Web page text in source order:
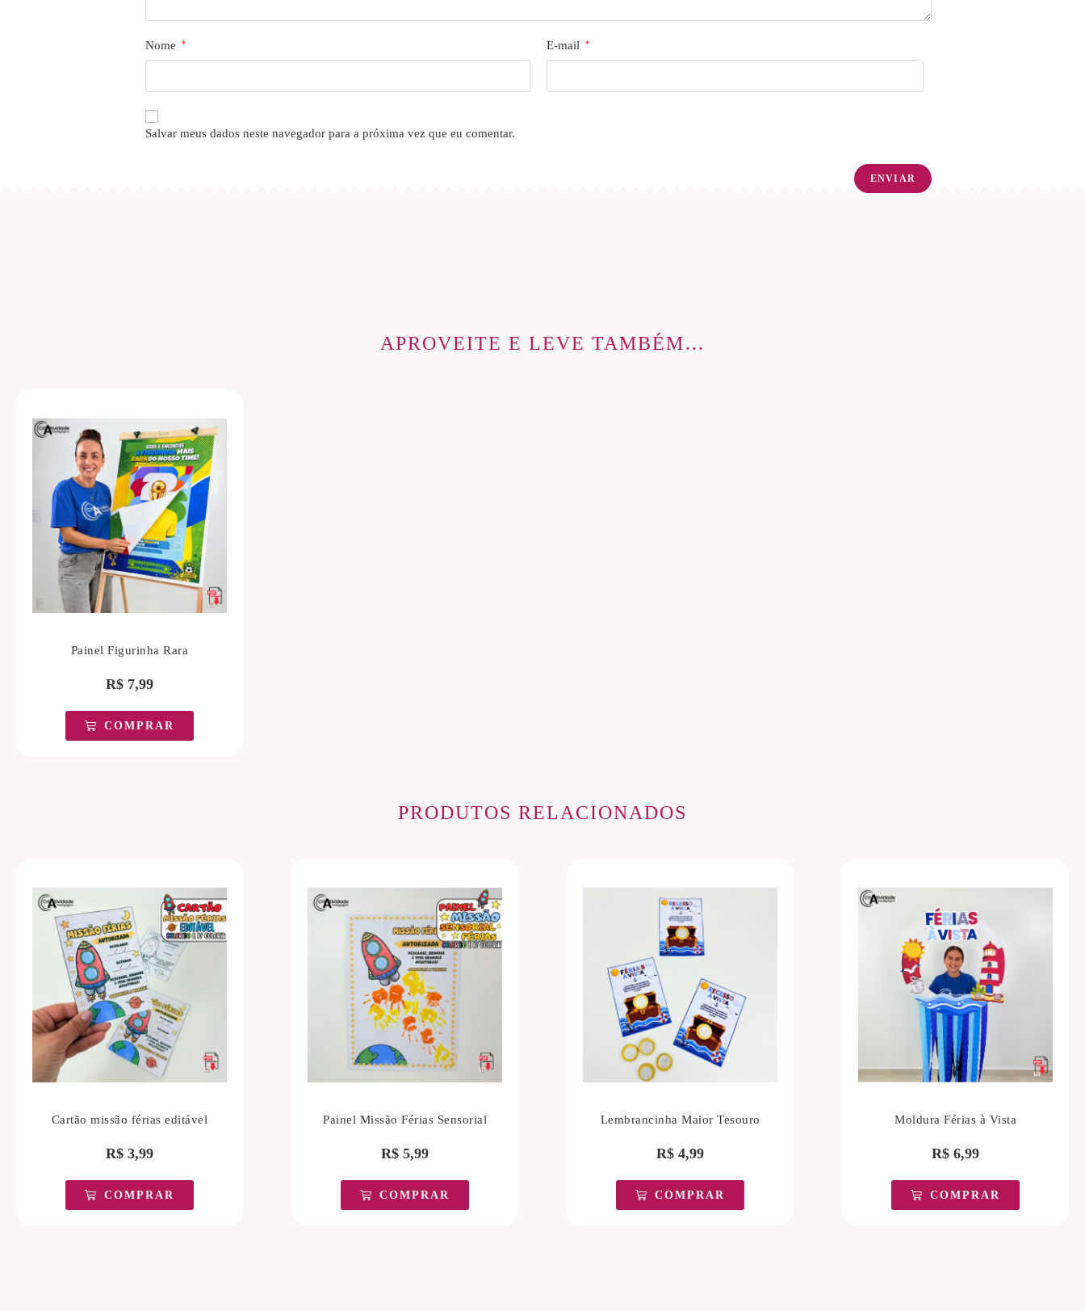
Nome * E-mail *
Salvar meus dados neste navegador para a próxima vez que eu comentar.
APROVEITE E LEVE TAMBÉM…
Painel Figurinha Rara
R$ 7,99
COMPRAR
PRODUTOS RELACIONADOS
Cartão missão férias editável
R$ 3,99
COMPRAR
Painel Missão Férias Sensorial
R$ 5,99
COMPRAR
Lembrancinha Maior Tesouro
R$ 4,99
COMPRAR
Moldura Férias à Vista
R$ 6,99
COMPRAR